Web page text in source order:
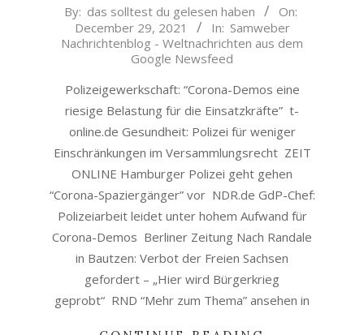
2021-
29
By: das solltest du gelesen haben
On:
December 29, 2021
In: Samweber
Nachrichtenblog - Weltnachrichten aus dem
Google Newsfeed
Polizeigewerkschaft: “Corona-Demos eine
riesige Belastung für die Einsatzkräfte” t-
online.de Gesundheit: Polizei für weniger
Einschränkungen im Versammlungsrecht ZEIT
ONLINE Hamburger Polizei geht gehen
“Corona-Spaziergänger” vor NDR.de GdP-Chef:
Polizeiarbeit leidet unter hohem Aufwand für
Corona-Demos Berliner Zeitung Nach Randale
in Bautzen: Verbot der Freien Sachsen
gefordert – „Hier wird Bürgerkrieg
geprobt“ RND “Mehr zum Thema” ansehen in